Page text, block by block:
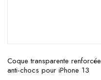
Coque transparente renforcée
anti-chocs pour iPhone 13